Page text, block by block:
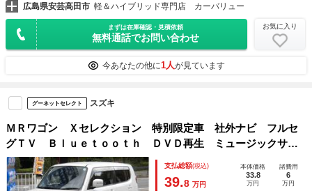
広島県安芸高田市 軽＆ハイブリッド専門店 カーバリュー
まずは在庫確認・見積依頼
無料通話でお問い合わせ
お気に入り
今あなたの他に1人が見ています
グーネットセレクト スズキ
ＭＲワゴン Ｘセレクション 特別限定車 社外ナビ フルセ
グＴＶ Ｂｌｕｅｔｏｏｔｈ ＤＶＤ再生 ミュージックサー
バー オートエアコン オートライト スマートキー ＨＩＤ
ヘッドライト １４インチアルミホイール 禁煙車
支払総額(税込)
39.8 万円
本体価格
33.8
万円
諸費用
6
万円